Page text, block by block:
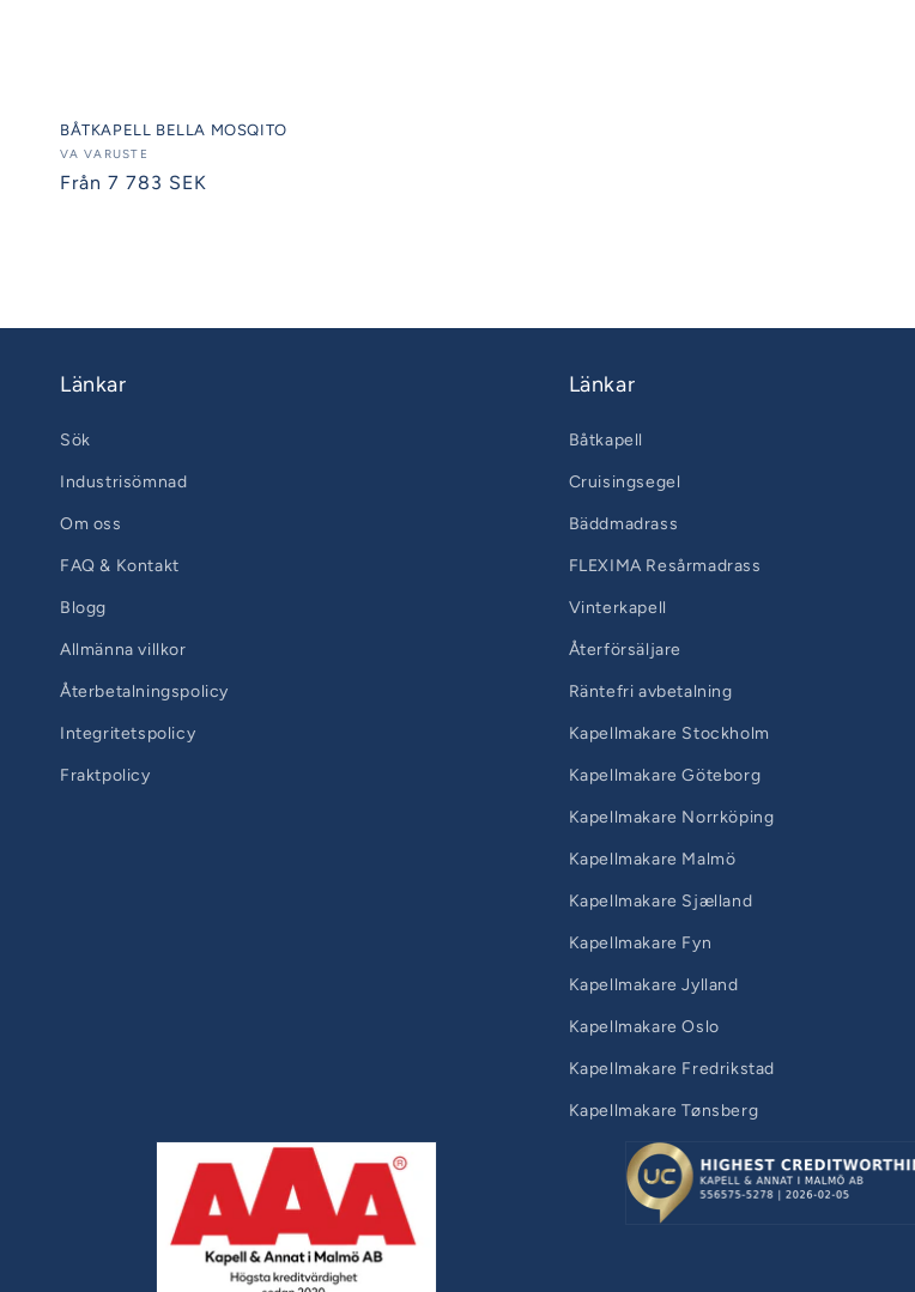
BÅTKAPELL BELLA MOSQITO
Säljare:
VA VARUSTE
Ordinarie
Från 7 783 SEK
Länkar
Sök
Industrisömnad
Om oss
FAQ & Kontakt
Blogg
Allmänna villkor
Återbetalningspolicy
Integritetspolicy
Fraktpolicy
Länkar
Båtkapell
Cruisingsegel
Bäddmadrass
FLEXIMA Resårmadrass
Vinterkapell
Återförsäljare
Räntefri avbetalning
Kapellmakare Stockholm
Kapellmakare Göteborg
Kapellmakare Norrköping
Kapellmakare Malmö
Kapellmakare Sjælland
Kapellmakare Fyn
Kapellmakare Jylland
Kapellmakare Oslo
Kapellmakare Fredrikstad
Kapellmakare Tønsberg